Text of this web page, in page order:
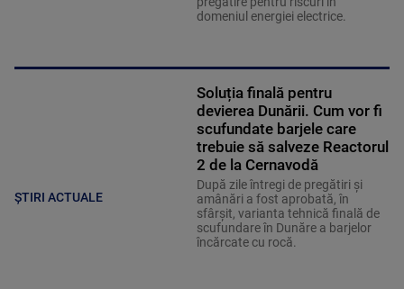
domeniul energiei electrice.
ȘTIRI ACTUALE
Soluția finală pentru
devierea Dunării. Cum vor fi
scufundate barjele care
trebuie să salveze Reactorul
2 de la Cernavodă
După zile întregi de pregătiri și
amânări a fost aprobată, în
sfârșit, varianta tehnică finală de
scufundare în Dunăre a barjelor
încărcate cu rocă.